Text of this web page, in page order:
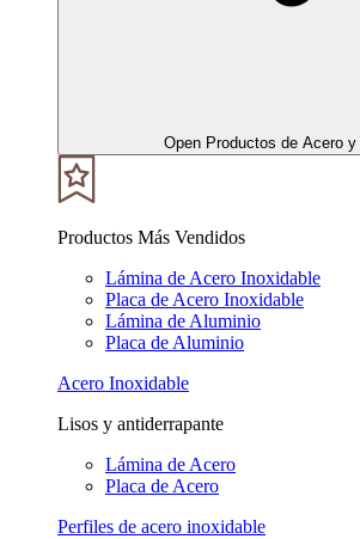
Open Productos de Acero
Productos Más Vendidos
Lámina de Acero Inoxidable
Placa de Acero Inoxidable
Lámina de Aluminio
Placa de Aluminio
Acero Inoxidable
Lisos y antiderrapante
Lámina de Acero
Placa de Acero
Perfiles de acero inoxidable